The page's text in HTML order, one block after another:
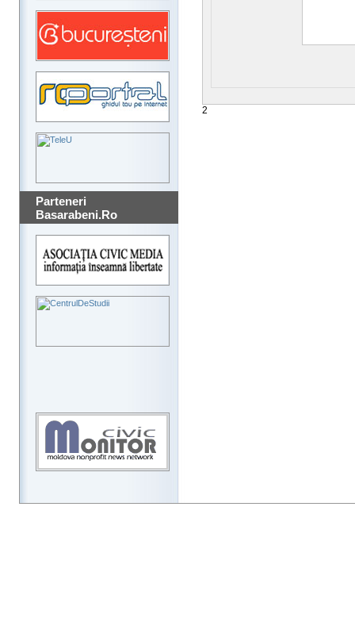
Parteneri
Basarabeni.Ro
2